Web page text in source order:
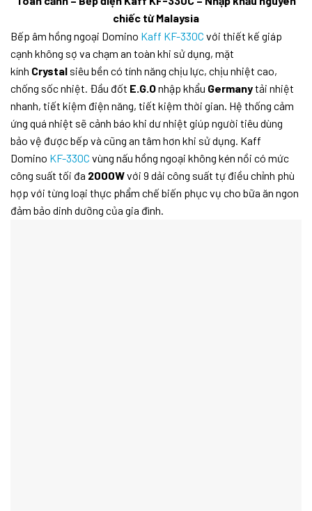
chiếc từ Malaysia
Bếp âm hồng ngoại Domino Kaff KF-330C với thiết kế giáp
cạnh không sợ va chạm an toàn khi sử dụng, mặt
kính Crystal siêu bền có tính năng chịu lực, chịu nhiệt cao,
chống sốc nhiệt. Đầu đốt E.G.Onhập khẩu Germanytải nhiệt
nhanh, tiết kiệm điện năng, tiết kiệm thời gian. Hệ thống cảm
ứng quá nhiệt sẽ cảnh báo khi dư nhiệt giúp người tiêu dùng
bảo vệ được bếp và cũng an tâm hơn khi sử dụng. Kaff
Domino KF-330C vùng nấu hồng ngoại không kén nồi có mức
công suất tối đa 2000Wvới 9 dải công suất tự điều chỉnh phù
hợp với từng loại thực phẩm chế biến phục vụ cho bữa ăn ngon
đảm bảo dinh dưỡng của gia đình.